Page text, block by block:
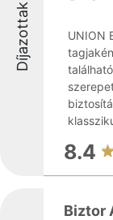
Díjazottak
UNION
8.4
Biztor